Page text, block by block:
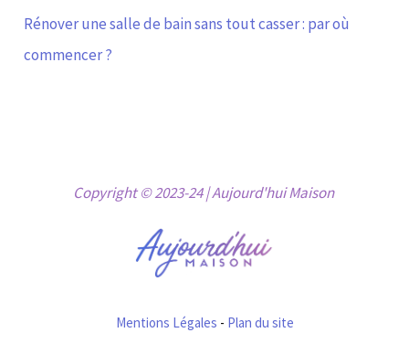
Rénover une salle de bain sans tout casser : par où
commencer ?
Copyright © 2023-24 | Aujourd'hui Maison
Mentions Légales - Plan du site